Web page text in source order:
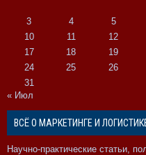
3
4 5
10
11 12
17
18 19
24
25 26
31
« Июл
ВСЁ О МАРКЕТИНГЕ И
Научно-практические статьи,